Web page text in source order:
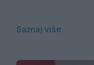
Saznaj više